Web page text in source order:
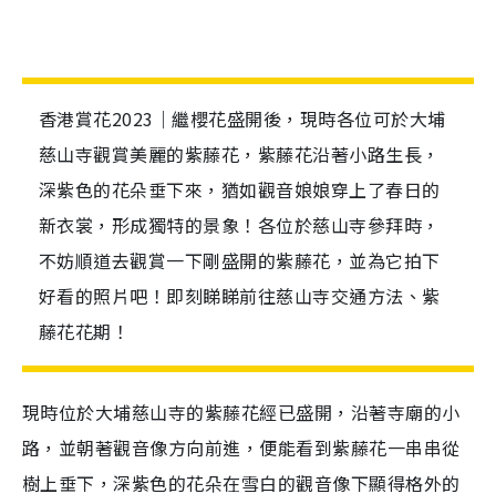
香港賞花2023｜繼櫻花盛開後，現時各位可於大埔
慈山寺觀賞美麗的紫藤花，紫藤花沿著小路生長，
深紫色的花朵垂下來，猶如觀音娘娘穿上了春日的
新衣裳，形成獨特的景象！各位於慈山寺參拜時，
不妨順道去觀賞一下剛盛開的紫藤花，並為它拍下
好看的照片吧！即刻睇睇前往慈山寺交通方法、紫
藤花花期！
現時位於大埔慈山寺的紫藤花經已盛開，沿著寺廟的小
路，並朝著觀音像方向前進，便能看到紫藤花一串串從
樹上垂下，深紫色的花朵在雪白的觀音像下顯得格外的